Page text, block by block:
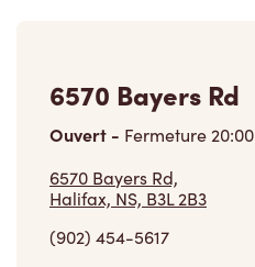
6570 Bayers Rd
Ouvert - Fermeture20:00
6570 Bayers Rd,
Halifax, NS, B3L 2B3
(902) 454-5617